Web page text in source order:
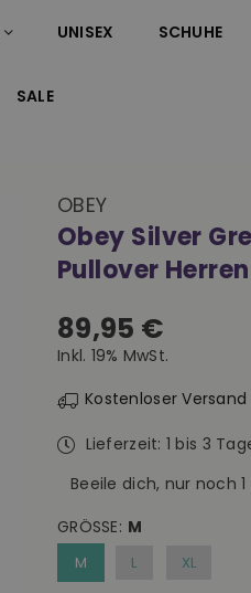
UNISEX SCHUHE
SALE
OBEY
Obey Silver
Pullover
Normaler
Preis
89,95 €
Inkl. 19% MwSt.
Kostenloser
Lieferzeit: 1 bis 3
Beeile dich, nur noch1
GRÖSSE: M
M L XL